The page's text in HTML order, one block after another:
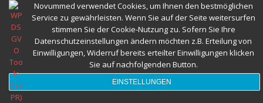
ERNÄHRUNGSBERATUNG WIEN 1220- DI Dr. Marija Stojanovic -
Meine Praxis für Ernährungsberatung befindet sich in Wien 1220,
Kagraner Platz 12
TERMINVEREINBAREN
Novummed verwendet Cookies, um Ihnen den bestmöglichen
Service zu gewährleisten. Wenn Sie auf der Seite weitersurfen
stimmen Sie der Cookie-Nutzung zu. Sofern Sie Ihre
Datenschutzeinstellungen ändern möchten z.B. Erteilung von
Einwilligungen, Widerruf bereits erteilter Einwilligungen klicken
Sie auf nachfolgenden Button.
EINSTELLUNGEN